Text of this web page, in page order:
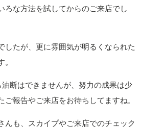
ろな方法を試してからのご来店でし
したが、更に雰囲気が明るくなられた
。
断はできませんが、努力の成果は少
ご報告やご来店をお待ちしてますね。
んも、スカイプやご来店でのチェック